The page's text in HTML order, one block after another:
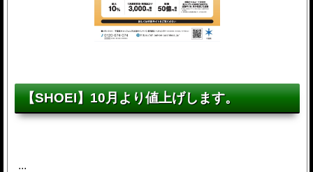
【SHOEI】10月より値上げします。
...